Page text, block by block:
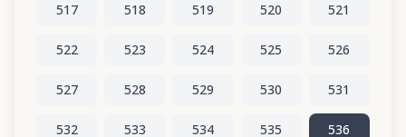
517
518 519 520 521
522 523 524 525 526
527 528 529 530 531
532 533 534 535 536